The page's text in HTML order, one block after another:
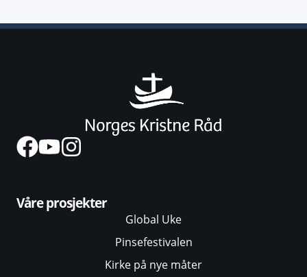
Våre prosjekter
Global Uke
Pinsefestivalen
Kirke på nye måter